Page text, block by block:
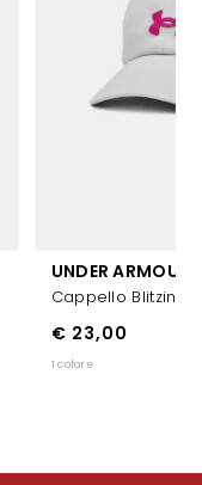
UNDER ARMOUR
Cappello Blitzing
€ 23,00
1 colore